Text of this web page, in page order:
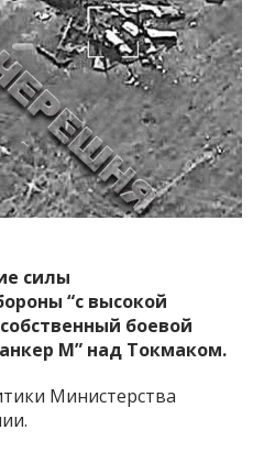
силы
“с высокой
боевой
М” над Токмаком.
Министерства